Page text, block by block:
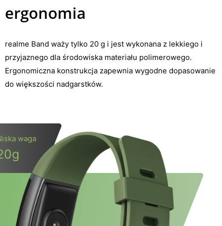
waga
ergonomia
realme Band waży tylko 20 g i jest wykonana z lekkiego i
przyjaznego dla środowiska materiału polimerowego.
Ergonomiczna konstrukcja zapewnia wygodne dopasowanie
do większości nadgarstków.